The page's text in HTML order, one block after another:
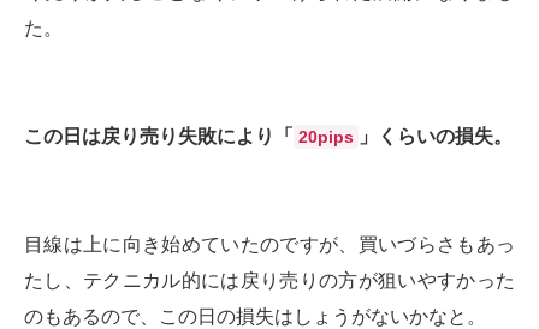
た。
この日は戻り売り失敗により「 20pips 」くらいの損失。
目線は上に向き始めていたのですが、買いづらさもあっ
たし、テクニカル的には戻り売りの方が狙いやすかった
のもあるので、この日の損失はしょうがないかなと。